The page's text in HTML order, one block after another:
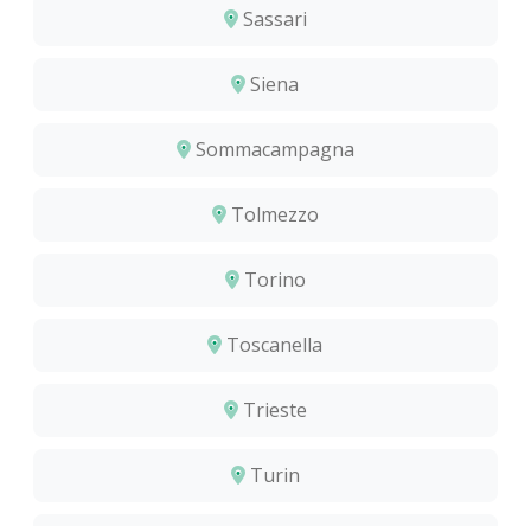
Sassari
Siena
Sommacampagna
Tolmezzo
Torino
Toscanella
Trieste
Turin